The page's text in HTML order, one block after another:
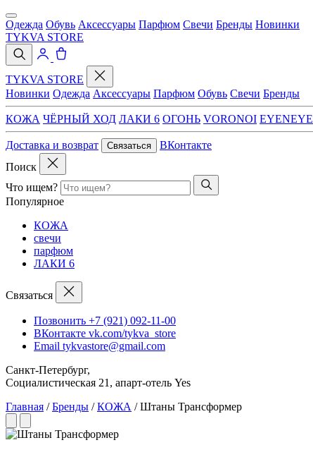
Одежда Обувь Аксессуары Парфюм Свечи Бренды Новинки
TYKVA STORE
TYKVA STORE
Новинки Одежда Аксессуары Парфюм Обувь Свечи Бренды
КОЖА ЧЁРНЫЙ ХОД ЛАКИ 6 ОГОНЬ VORONOI EYENEYE
Доставка и возврат Связаться
ВКонтакте
Поиск
Что ищем?
Популярное
КОЖА
свечи
парфюм
ЛАКИ 6
Связаться
Позвонить +7 (921) 092-11-00
ВКонтакте vk.com/tykva_store
Email tykvastore@gmail.com
Санкт-Петербург,
Социалистическая 21, апарт-отель Yes
Главная / Бренды / КОЖА / Штаны Трансформер